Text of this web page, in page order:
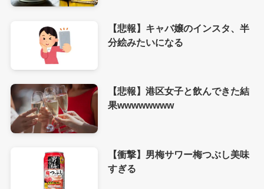
【悲報】キャバ嬢のインスタ、半
分絵みたいになる
【悲報】港区女子と飲んできた結
果wwwwwwww
【衝撃】男梅サワー梅つぶし美味
すぎる